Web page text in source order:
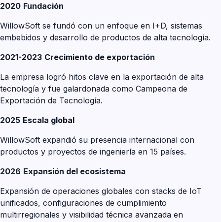
2020 Fundación
WillowSoft se fundó con un enfoque en I+D, sistemas
embebidos y desarrollo de productos de alta tecnología.
2021-2023 Crecimiento de exportación
La empresa logró hitos clave en la exportación de alta
tecnología y fue galardonada como Campeona de
Exportación de Tecnología.
2025 Escala global
WillowSoft expandió su presencia internacional con
productos y proyectos de ingeniería en 15 países.
2026 Expansión del ecosistema
Expansión de operaciones globales con stacks de IoT
unificados, configuraciones de cumplimiento
multirregionales y visibilidad técnica avanzada en